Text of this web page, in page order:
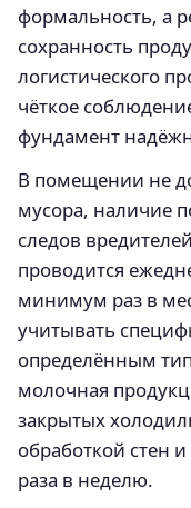
формальность, а
сохранность
логистического
чёткое
фундамент
В помещении не
мусора, наличие
следов
проводится
минимум раз в
учитывать
определённым
молочная
закрытых
обработкой стен
раза в неделю.